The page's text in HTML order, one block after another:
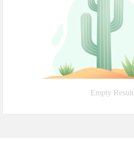
Empty Result